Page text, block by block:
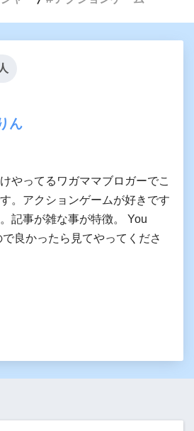
ん
やってるワガママブロガーでこ
。アクションゲームが好きです
記事が雑な事が特徴。 You
良かったら見てやってくださ